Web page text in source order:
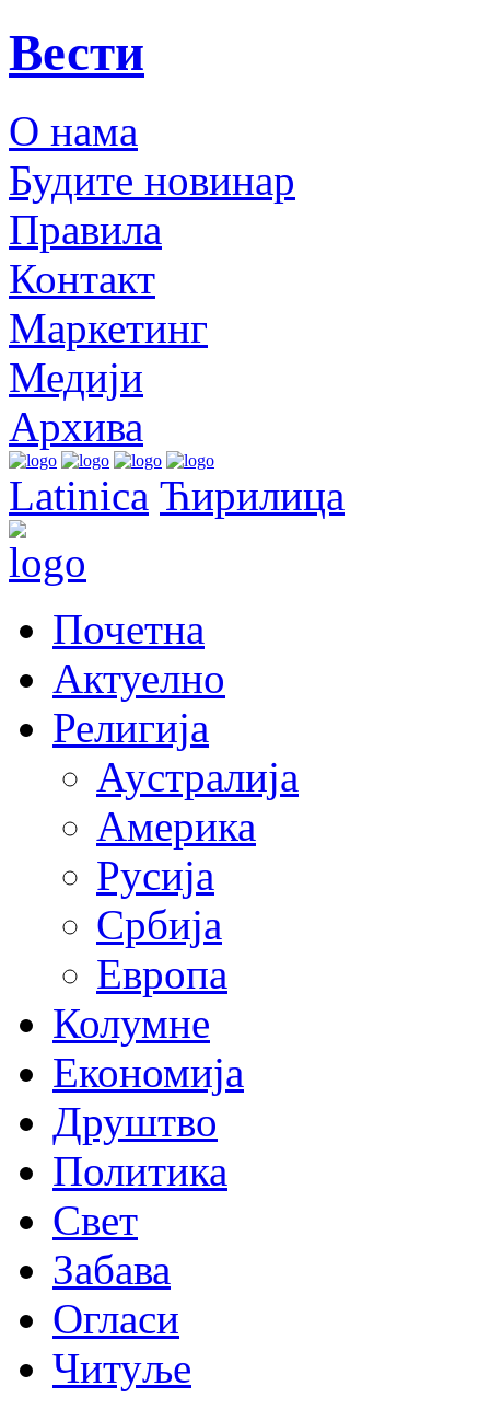
Вести
О нама
Будите новинар
Правила
Контакт
Маркетинг
Медији
Архива
Latinica Ћирилица
Почетна
Актуелно
Религија
Аустралија
Америка
Русија
Србија
Европа
Колумне
Економија
Друштво
Политика
Свет
Забава
Огласи
Читуље